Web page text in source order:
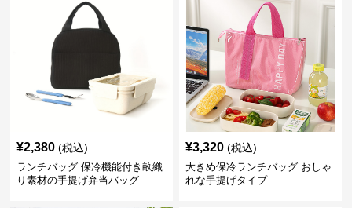
¥2,380 (税込)
ランチバッグ 保冷機能付き畝織
り素材の手提げ弁当バッグ
¥3,320 (税込)
大きめ保冷ランチバッグ おしゃ
れな手提げタイプ